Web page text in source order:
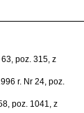
poz. 315, z
r. Nr 24, poz.
poz. 1041, z